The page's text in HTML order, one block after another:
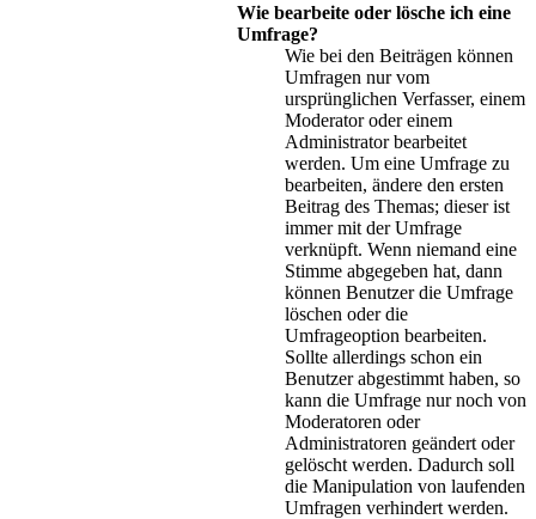
Wie bearbeite oder lösche ich eine
Umfrage?
Wie bei den Beiträgen können
Umfragen nur vom
ursprünglichen Verfasser, einem
Moderator oder einem
Administrator bearbeitet
werden. Um eine Umfrage zu
bearbeiten, ändere den ersten
Beitrag des Themas; dieser ist
immer mit der Umfrage
verknüpft. Wenn niemand eine
Stimme abgegeben hat, dann
können Benutzer die Umfrage
löschen oder die
Umfrageoption bearbeiten.
Sollte allerdings schon ein
Benutzer abgestimmt haben, so
kann die Umfrage nur noch von
Moderatoren oder
Administratoren geändert oder
gelöscht werden. Dadurch soll
die Manipulation von laufenden
Umfragen verhindert werden.